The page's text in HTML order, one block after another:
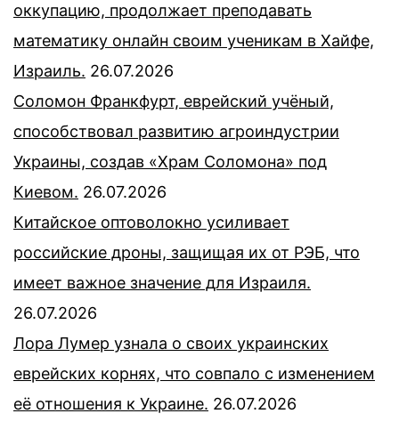
оккупацию, продолжает преподавать
математику онлайн своим ученикам в Хайфе,
Израиль. 26.07.2026
Соломон Франкфурт, еврейский учёный,
способствовал развитию агроиндустрии
Украины, создав «Храм Соломона» под
Киевом. 26.07.2026
Китайское оптоволокно усиливает
российские дроны, защищая их от РЭБ, что
имеет важное значение для Израиля.
26.07.2026
Лора Лумер узнала о своих украинских
еврейских корнях, что совпало с изменением
её отношения к Украине. 26.07.2026